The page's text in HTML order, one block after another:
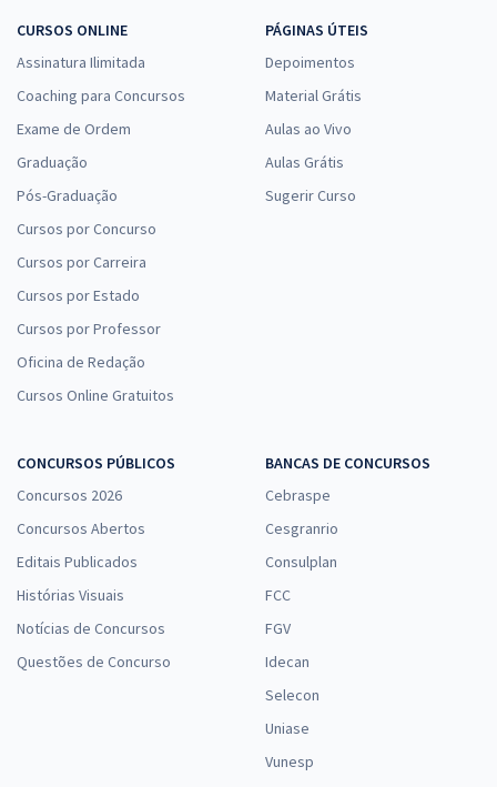
CURSOS ONLINE
Assinatura Ilimitada
Coaching para Concursos
Exame de Ordem
Graduação
Pós-Graduação
Cursos por Concurso
Cursos por Carreira
Cursos por Estado
Cursos por Professor
Oficina de Redação
Cursos Online Gratuitos
PÁGINAS ÚTEIS
Depoimentos
Material Grátis
Aulas ao Vivo
Aulas Grátis
Sugerir Curso
CONCURSOS PÚBLICOS
Concursos 2026
Concursos Abertos
Editais Publicados
Histórias Visuais
Notícias de Concursos
Questões de Concurso
BANCAS DE CONCURSOS
Cebraspe
Cesgranrio
Consulplan
FCC
FGV
Idecan
Selecon
Uniase
Vunesp